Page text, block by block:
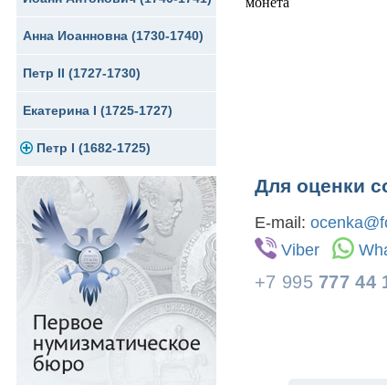
Сибирские монеты
Для Молдавии и Валахии
Таврические монеты
Серебро
Медь
Для Пруссии
Ливонезы
Альбертусталер
Анна Иоанновна (1730-1740)
Петр II (1727-1730)
Екатерина I (1725-1727)
Петр I (1682-1725)
Золото
Серебро
Медь
Для Речи Посполитой
Для оценки
E-mail:
Viber
+7 995 777 44